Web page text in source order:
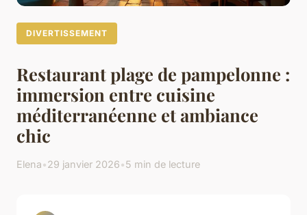
DIVERTISSEMENT
Restaurant plage de pampelonne :
immersion entre cuisine
méditerranéenne et ambiance
chic
Elena•29 janvier 2026•5 min de lecture